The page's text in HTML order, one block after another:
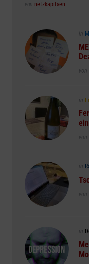
Posted
von netzkapitaen
in
in
von
in
in
von
in
von
in
in